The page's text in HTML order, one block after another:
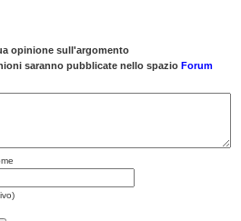
opinione sull'argomento
saranno pubblicate nello spazio Forum